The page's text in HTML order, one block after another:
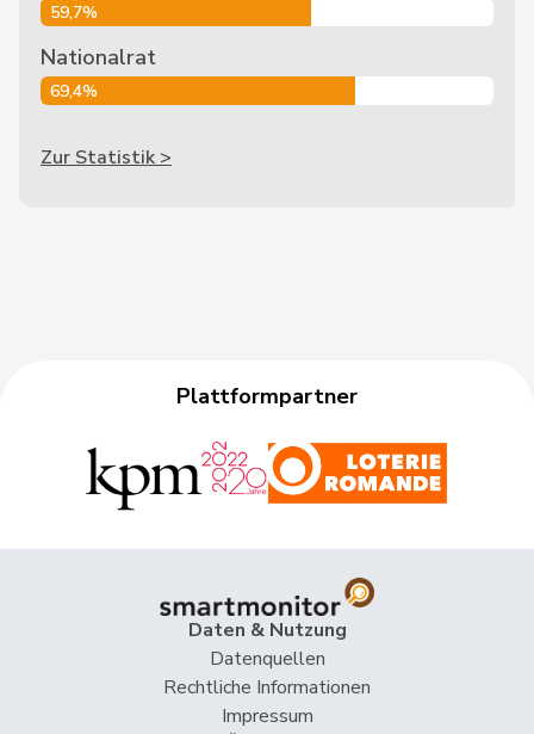
59,7%
Nationalrat
69,4%
Zur Statistik >
Plattformpartner
Daten & Nutzung
Datenquellen
Rechtliche Informationen
Impressum